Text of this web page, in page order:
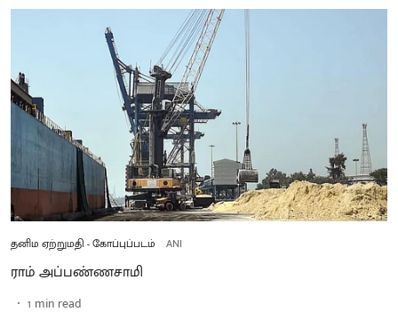
தனிம ஏற்றுமதி - கோப்புப்படம் ANI
ராம் அப்பண்ணசாமி
1 min read